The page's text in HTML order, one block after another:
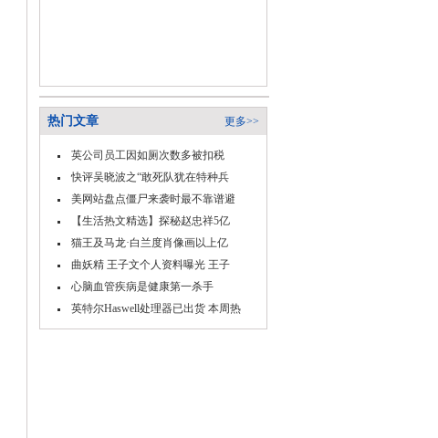
热门文章 更多>>
英公司员工因如厕次数多被扣税
快评吴晓波之“敢死队犹在特种兵
美网站盘点僵尸来袭时最不靠谱避
【生活热文精选】探秘赵忠祥5亿
猫王及马龙·白兰度肖像画以上亿
曲妖精 王子文个人资料曝光 王子
心脑血管疾病是健康第一杀手
英特尔Haswell处理器已出货 本周热